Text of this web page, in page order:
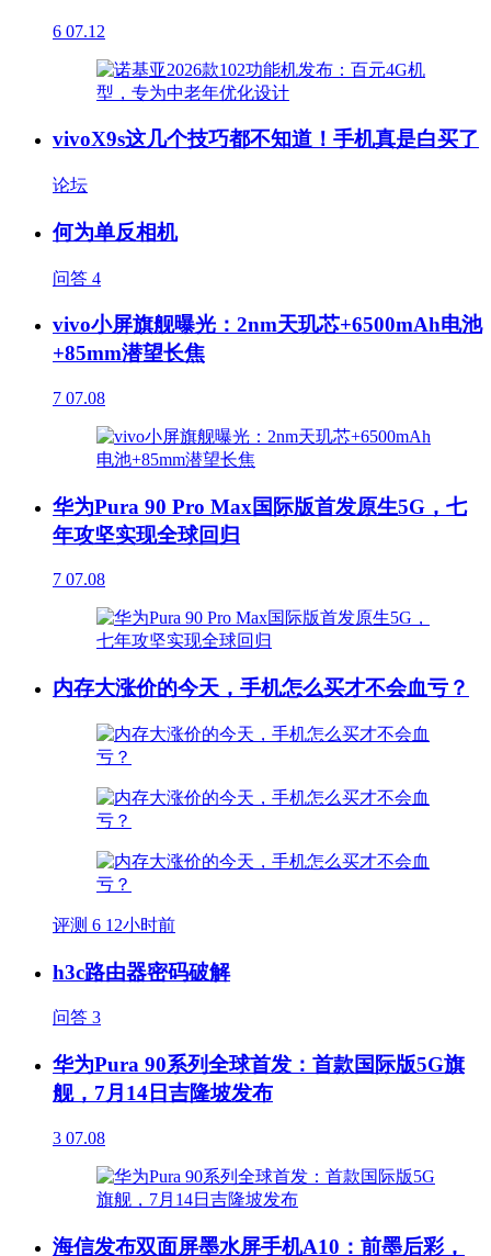
6 07.12
vivoX9s这几个技巧都不知道！手机真是白买了
论坛
何为单反相机
问答 4
vivo小屏旗舰曝光：2nm天玑芯+6500mAh电池
+85mm潜望长焦
7 07.08
华为Pura 90 Pro Max国际版首发原生5G，七
年攻坚实现全球回归
7 07.08
内存大涨价的今天，手机怎么买才不会血亏？
评测 6 12小时前
h3c路由器密码破解
问答 3
华为Pura 90系列全球首发：首款国际版5G旗
舰，7月14日吉隆坡发布
3 07.08
海信发布双面屏墨水屏手机A10：前墨后彩，